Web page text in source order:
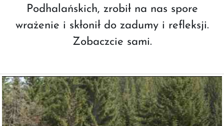
Podhalańskich, zrobił na nas spore
wrażenie i skłonił do zadumy i refleksji.
Zobaczcie sami.